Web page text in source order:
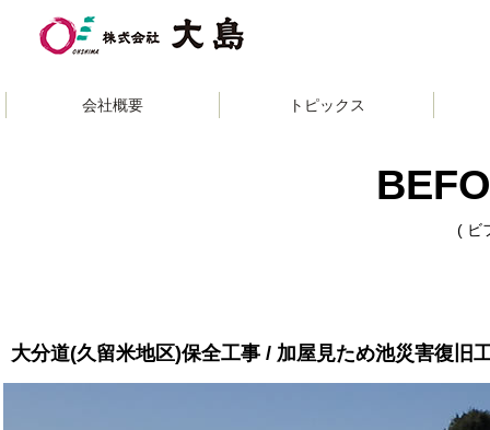
»
会社概要 トピック ス
( ビ
大分道(久留米地区)保全工事 / 加屋見ため池災害復旧